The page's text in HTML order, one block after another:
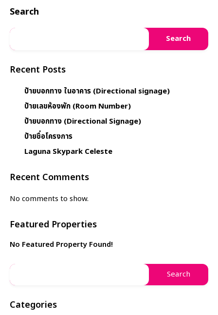
Search
Search
Recent Posts
ป้ายบอกทาง ในอาคาร (Directional signage)
ป้ายเลขห้องพัก (Room Number)
ป้ายบอกทาง (Directional Signage)
ป้ายชื่อโครงการ
Laguna Skypark Celeste
Recent Comments
No comments to show.
Featured Properties
No Featured Property Found!
Categories